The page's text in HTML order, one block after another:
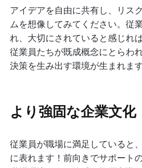
アイデアを自由に共有し、リス
ムを想像してみてください。従
れ、大切にされていると感じれ
従業員たちが既成概念にとらわ
決策を生み出す環境が生まれます
より強固な企業文化
従業員が職場に満足していると
に表れます！前向きでサポート